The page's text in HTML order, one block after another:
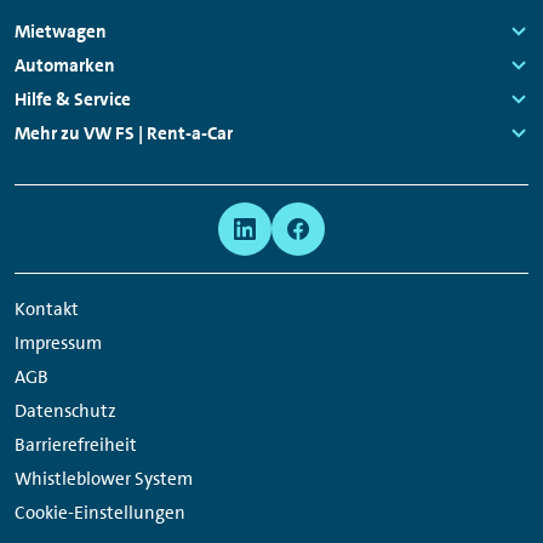
Footer
Navigation
Mietwagen
Links:
Automarken
Links:
Hilfe & Service
Links:
Mehr zu VW FS | Rent-a-Car
Kontakt
Impressum
AGB
Datenschutz
Barrierefreiheit
Whistleblower System
Cookie-Einstellungen
Network
Links